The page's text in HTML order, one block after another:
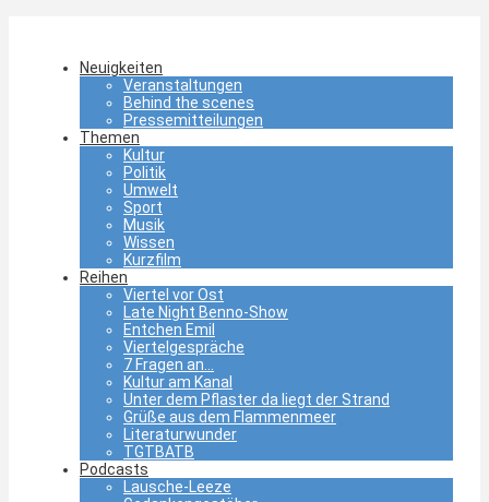
Neuigkeiten
Veranstaltungen
Behind the scenes
Pressemitteilungen
Themen
Kultur
Politik
Umwelt
Sport
Musik
Wissen
Kurzfilm
Reihen
Viertel vor Ost
Late Night Benno-Show
Entchen Emil
Viertelgespräche
7 Fragen an…
Kultur am Kanal
Unter dem Pflaster da liegt der Strand
Grüße aus dem Flammenmeer
Literaturwunder
TGTBATB
Podcasts
Lausche-Leeze